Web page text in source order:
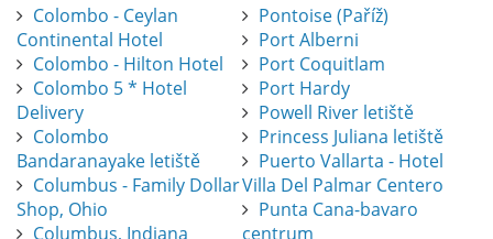
Colombo - Ceylan
Continental Hotel
Colombo - Hilton Hotel
Colombo 5 * Hotel
Delivery
Colombo
Bandaranayake letiště
Columbus - Family Dollar
Shop, Ohio
Columbus, Indiana
Pontoise (Paříž)
Port Alberni
Port Coquitlam
Port Hardy
Powell River letiště
Princess Juliana letiště
Puerto Vallarta - Hotel
Villa Del Palmar Centero
Punta Cana-bavaro
centrum